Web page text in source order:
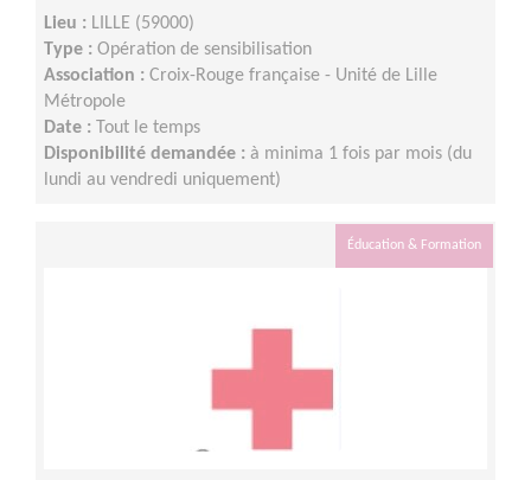
Lieu : LILLE (59000)
Type : Opération de sensibilisation
Association : Croix-Rouge française - Unité de Lille
Métropole
Date : Tout le temps
Disponibilité demandée : à minima 1 fois par mois (du
lundi au vendredi uniquement)
Éducation & Formation